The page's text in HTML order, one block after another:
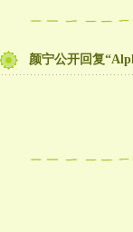
颜宁公开回复